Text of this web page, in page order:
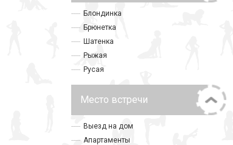
Блондинка
Брюнетка
Шатенка
Рыжая
Русая
Место встречи
Выезд на дом
Апартаменты